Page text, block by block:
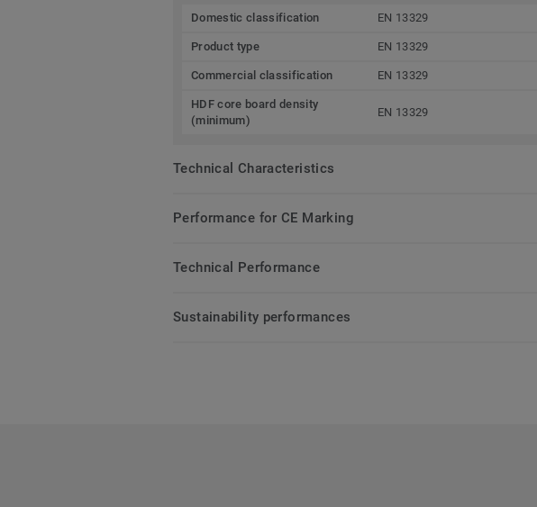
Domestic classification EN 13329
Product type EN 13329
Commercial classification EN 13329
HDF core board density
(minimum)
EN 13329
Technical Characteristics
Performance for CE Marking
Technical Performance
Sustainability performances